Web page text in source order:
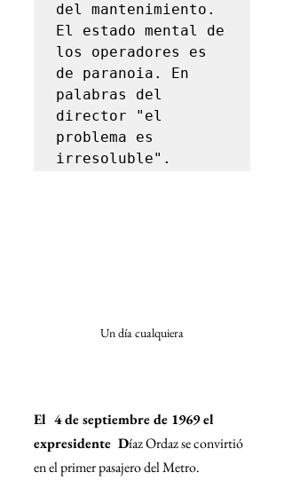
del mantenimiento.
El estado mental de
los operadores es
de paranoia. En
palabras del
director "el
problema es
irresoluble".
Un día cualquiera
El  4 de septiembre de 1969 el
expresidente  Díaz Ordaz se convirtió
en el primer pasajero del Metro.